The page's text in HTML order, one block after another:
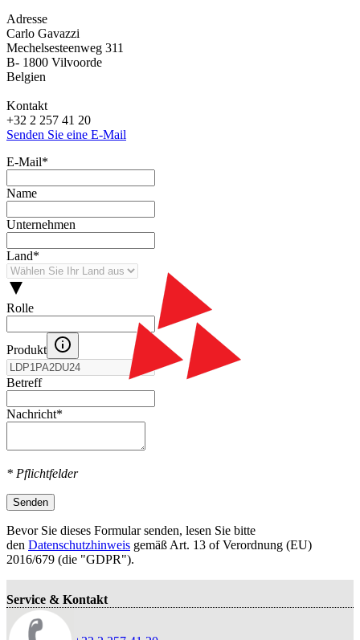
Adresse
Carlo Gavazzi
Mechelsesteenweg 311
B- 1800 Vilvoorde
Belgien
Kontakt
+32 2 257 41 20
Senden Sie eine E-Mail
E-Mail*
Name
Unternehmen
Land*
Rolle
Produkt
Betreff
Nachricht*
* Pflichtfelder
Senden
Bevor Sie dieses Formular senden, lesen Sie bitte
den Datenschutzhinweis gemäß Art. 13 оf Verordnung (EU)
2016/679 (die "GDPR").
Service & Kontakt